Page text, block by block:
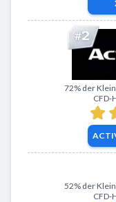
Zu
72% der
CFD-
52% der
CFD-